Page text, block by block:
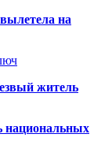
на
житель
национальных